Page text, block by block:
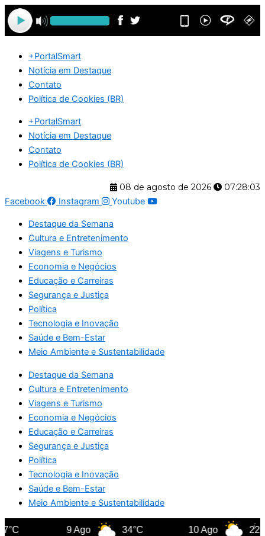
Ir
para
o
+PortalSmart
Notícia em Destaque
Contato
Política de Cookies (BR)
+PortalSmart
Notícia em Destaque
Contato
Política de Cookies (BR)
08 de agosto de 2026
07:28:03
Facebook
Instagram Youtube
Destaque da Semana
Cultura e Entretenimento
Viagens e Turismo
Economia e Negócios
Educação e Carreiras
Segurança e Justiça
Política
Tecnologia e Inovação
Saúde e Bem-Estar
Meio Ambiente e Sustentabilidade
Destaque da Semana
Cultura e Entretenimento
Viagens e Turismo
Economia e Negócios
Educação e Carreiras
Segurança e Justiça
Política
Tecnologia e Inovação
Saúde e Bem-Estar
Meio Ambiente e Sustentabilidade
9 Ago 34°C 10 Ago 22°C